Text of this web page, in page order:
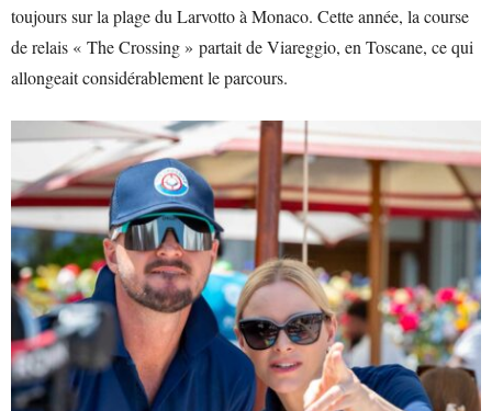
toujours sur la plage du Larvotto à Monaco. Cette année, la course
de relais « The Crossing » partait de Viareggio, en Toscane, ce qui
allongeait considérablement le parcours.